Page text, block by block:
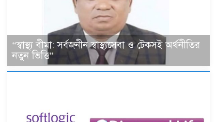
“স্বাস্থ্য বীমা: সর্বজনীন স্বাস্থ্যসেবা ও টেকসই অর্থনীতির
নতুন ভিত্তি”